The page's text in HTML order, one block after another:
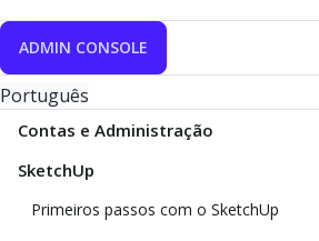
ADMIN CONSOLE
Português
Contas e Administração
SketchUp
Primeiros passos com o SketchUp